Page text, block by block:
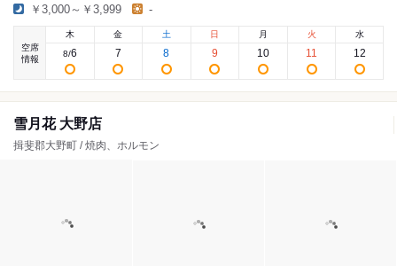
￥3,000～￥3,999 -
空席
情報
木
8/6
金
7
土
8
日
9
月
10
火
11
水
12
雪月花 大野店
揖斐郡大野町 / 焼肉、ホルモン